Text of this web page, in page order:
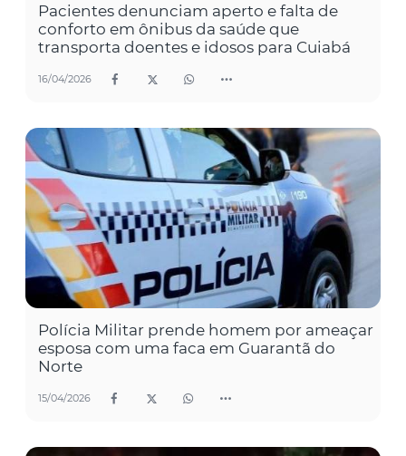
Pacientes denunciam aperto e falta de
conforto em ônibus da saúde que
transporta doentes e idosos para Cuiabá
16/04/2026
Polícia Militar prende homem por ameaçar
esposa com uma faca em Guarantã do
Norte
15/04/2026